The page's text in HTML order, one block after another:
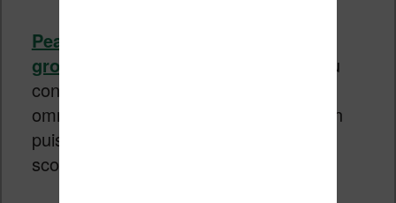
Pearson Publishing
groupe d’édition dans le monde
. Peu
connu en France, il est pourtant
omniprésent dans les pays anglo-saxon
puisqu’il édite de nombreux manuels
scolaires et universitaires.